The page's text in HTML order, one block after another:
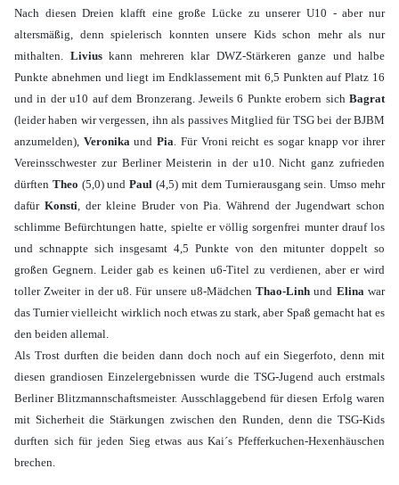
Nach diesen Dreien klafft eine große Lücke zu unserer U10 - aber nur
altersmäßig, denn spielerisch konnten unsere Kids schon mehr als nur
mithalten. Liviuskann mehreren klar DWZ-Stärkeren ganze und halbe
Punkte abnehmen und liegt im Endklassement mit 6,5 Punkten auf Platz 16
und in der u10 auf dem Bronzerang. Jeweils 6 Punkte erobern sich Bagrat
(leider haben wir vergessen, ihn als passives Mitglied für TSG bei der BJBM
anzumelden), Veronika undPia . Für Vroni reicht es sogar knapp vor ihrer
Vereinsschwester zur Berliner Meisterin in der u10. Nicht ganz zufrieden
dürften Theo (5,0) undPaul (4,5) mit dem Turnierausgang sein. Umso mehr
dafür Konsti , der kleine Bruder von Pia. Während der Jugendwart schon
schlimme Befürchtungen hatte, spielte er völlig sorgenfrei munter drauf los
und schnappte sich insgesamt 4,5 Punkte von den mitunter doppelt so
großen Gegnern. Leider gab es keinen u6-Titel zu verdienen, aber er wird
toller Zweiter in der u8. Für unsere u8-MädchenThao-Linh und Elina war
das Turnier vielleicht wirklich noch etwas zu stark, aber Spaß gemacht hat es
den beiden allemal.
Als Trost durften die beiden dann doch noch auf ein Siegerfoto, denn mit
diesen grandiosen Einzelergebnissen wurde die TSG-Jugend auch erstmals
Berliner Blitzmannschaftsmeister. Ausschlaggebend für diesen Erfolg waren
mit Sicherheit die Stärkungen zwischen den Runden, denn die TSG-Kids
durften sich für jeden Sieg etwas aus Kai´s Pfefferkuchen-Hexenhäuschen
brechen.